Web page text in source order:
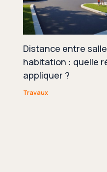
Distance entre
habitation : quelle
appliquer ?
Travaux